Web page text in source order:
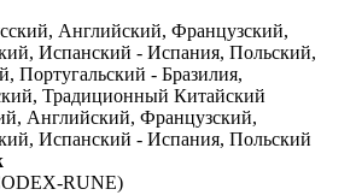
Английский, Французский,
Испанский - Испания, Польский,
Португальский - Бразилия,
Традиционный Китайский
Английский, Французский,
Испанский - Испания, Польский
RUNE)